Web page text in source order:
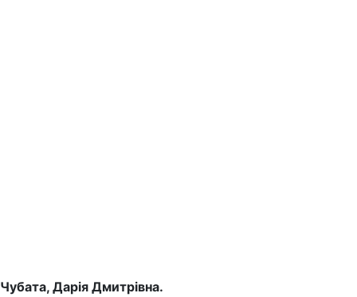
Чубата, Дарія Дмитрівна.